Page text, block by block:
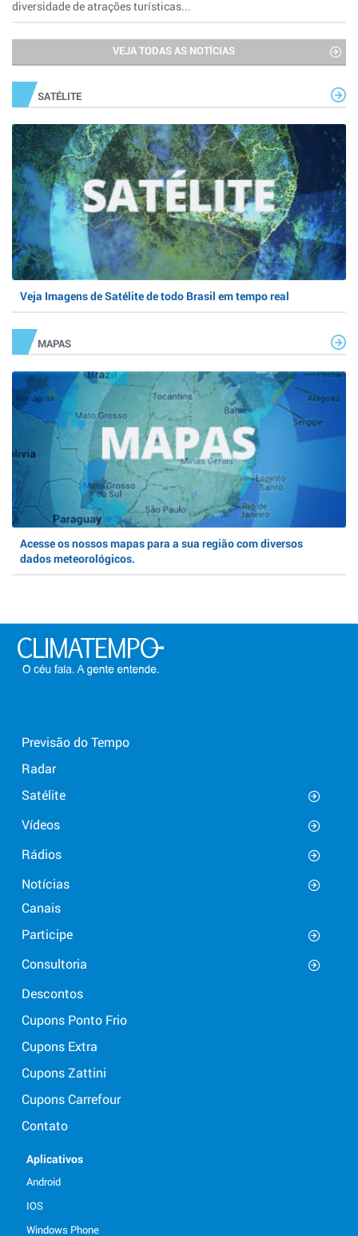
diversidade de atrações turísticas...
VEJA TODAS AS NOTÍCIAS
SATÉLITE
Veja Imagens de Satélite de todo Brasil em tempo real
MAPAS
Acesse os nossos mapas para a sua região com diversos
dados meteorológicos.
Previsão do Tempo
Radar
Satélite
Vídeos
Rádios
Notícias
Canais
Participe
Consultoria
Descontos
Cupons Ponto Frio
Cupons Extra
Cupons Zattini
Cupons Carrefour
Contato
Aplicativos
Android
IOS
Windows Phone